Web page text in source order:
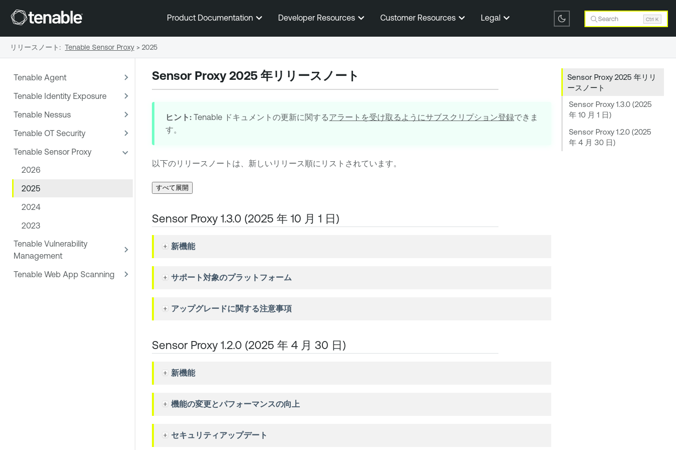
メインコンテンツに移動する
Product Documentation Developer Resources Customer Resources Legal Search Ctrl K
Tenable Agent
Tenable Identity Exposure
Tenable Nessus
Tenable OT Security
Tenable Sensor Proxy
2026
2025
2024
2023
Tenable Vulnerability
Management
Tenable Web App Scanning
Sensor Proxy 2025 年リリ
ースノート
Sensor Proxy 1.3.0 (2025
年 10 月 1 日)
Sensor Proxy 1.2.0 (2025
年 4 月 30 日)
Sensor Proxy 2025 年リリースノート
ヒント: Tenable ドキュメントの更新に関するアラートを受け取るようにサブスクリプション登録できま
す。
以下のリリースノートは、新しいリリース順にリストされています。
すべて展開
Sensor Proxy 1.3.0 (2025 年 10 月 1 日)
新機能
サポート対象のプラットフォーム
アップグレードに関する注意事項
Sensor Proxy 1.2.0 (2025 年 4 月 30 日)
新機能
機能の変更とパフォーマンスの向上
セキュリティアップデート
リリースノート: Tenable Sensor Proxy > 2025